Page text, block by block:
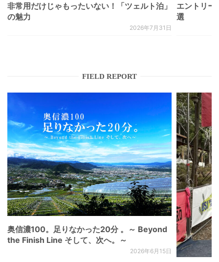
非常用だけじゃもったいない！「ツェルト泊」
の魅力
2026年7月31日
エントリー
選
FIELD REPORT
奥信濃100。足りなかった20分 。～ Beyond
the Finish Line そして、次へ。～
2026年6月15日